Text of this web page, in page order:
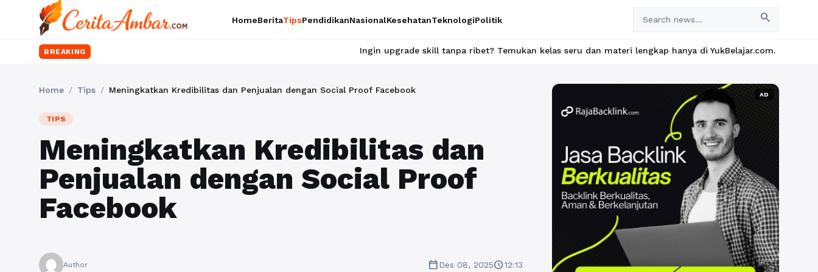
HomeBeritaTipsPendidikanNasionalKesehatanTeknologiPolitik search
BREAKING Ingin upgrade skill tanpa ribet? Temukan kelas seru dan materi lengkap hanya di YukBelajar.com. Mulai langkah suksesmu
Home / Tips / Meningkatkan Kredibilitas dan Penjualan dengan Social Proof Facebook
TIPS
Meningkatkan Kredibilitas dan
Penjualan dengan Social Proof
Facebook
Author calendar_todayDes 08, 2025schedule12:13
AD